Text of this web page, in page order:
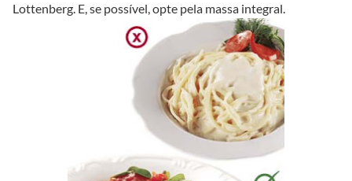
Lottenberg. E, se possível, opte pela massa integral.